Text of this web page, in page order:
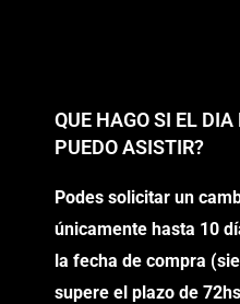
QUE HAGO SI EL
PUEDO ASISTIR?
Podes solicitar un
únicamente hasta 10
la fecha de compra
supere el plazo de